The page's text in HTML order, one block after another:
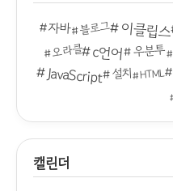
자바 블로그 이클립스
오라클 c언어 우분투
JavaScript 설치 HTML
캘린더